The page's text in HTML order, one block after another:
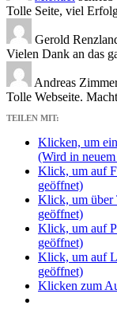
Tolle Seite, viel
Gerold
Vielen Dank an das
Andreas
Tolle Webseite.
TEILEN MIT:
Klicken, um
(Wird in
Klick, um auf
geöffnet)
Klick, um über
geöffnet)
Klick, um auf
geöffnet)
Klick, um auf
geöffnet)
Klicken zum